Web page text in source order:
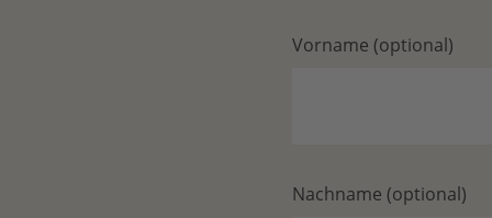
Vorname (optional)
Nachname (optional)